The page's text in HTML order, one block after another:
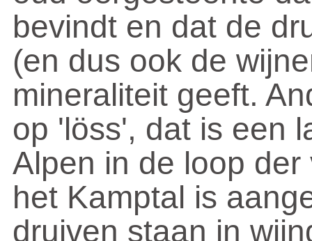
bevindt en dat de
(en dus ook de
mineraliteit geeft.
op 'löss', dat is een
Alpen in de loop
het Kamptal is
druiven staan in